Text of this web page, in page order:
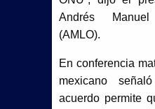
Andrés
(AMLO).
En conferencia
mexicano
acuerdo permite